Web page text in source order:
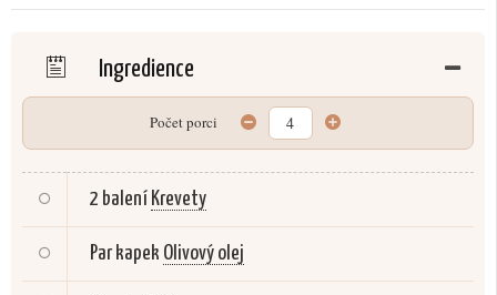
Ingredience
Počet porci
2 balení Krevety
Par kapek Olivový olej